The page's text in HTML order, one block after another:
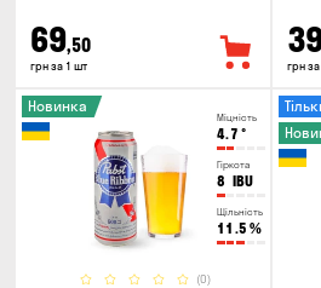
69,50
грн за 1 шт грн
Міцність
4.7 °
Гіркота
8 IBU
Щільність
11.5 %
(0)
Новинка